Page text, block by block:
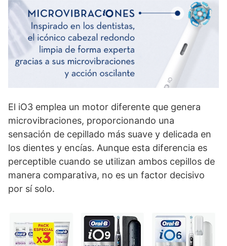
El iO3 emplea un motor diferente que genera
microvibraciones, proporcionando una
sensación de cepillado más suave y delicada en
los dientes y encías. Aunque esta diferencia es
perceptible cuando se utilizan ambos cepillos de
manera comparativa, no es un factor decisivo
por sí solo.